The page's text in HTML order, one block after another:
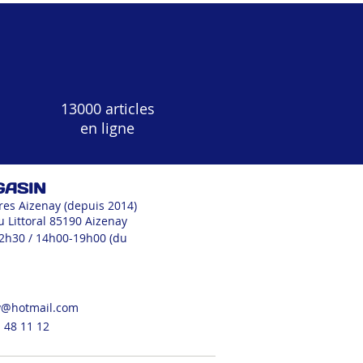
13000 articles
en ligne
Aizenay (depuis 2014)
Littoral 85190 Aizenay
/ 14h00-19h00 (du
48 11 12